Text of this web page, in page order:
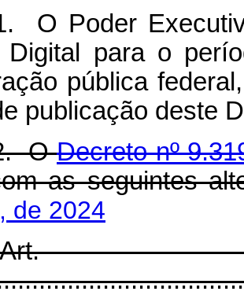
O Poder
Digital para o
pública
publicação deste
ODecreto nº
as seguintes
de 2024